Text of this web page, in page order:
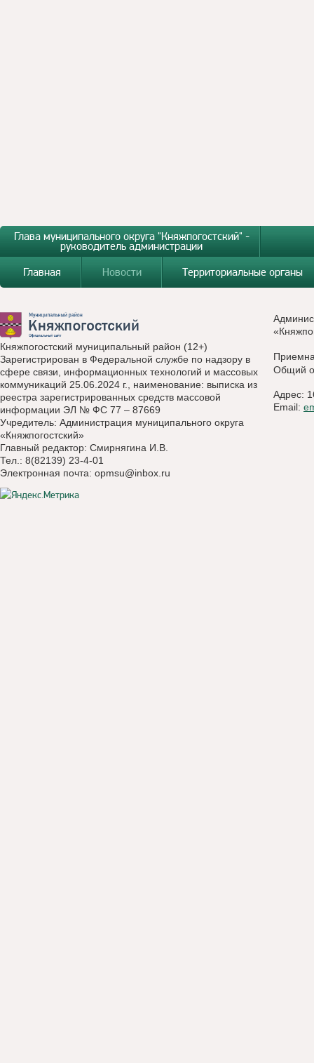
Глава муниципального округа "Княжпогостский" -
руководитель администрации
Главная
Новости Территориальные органы
Княжпогостский муниципальный район (12+)
Зарегистрирован в Федеральной службе по надзору в
сфере связи, информационных технологий и массовых
коммуникаций 25.06.2024 г., наименование: выписка из
реестра зарегистрированных средств массовой
информации ЭЛ № ФС 77 – 87669
Учредитель: Администрация муниципального округа
«Княжпогостский»
Главный редактор: Смирнягина И.В.
Тел.: 8(82139) 23-4-01
Электронная почта: opmsu@inbox.ru
Общий
Адрес:
Email: